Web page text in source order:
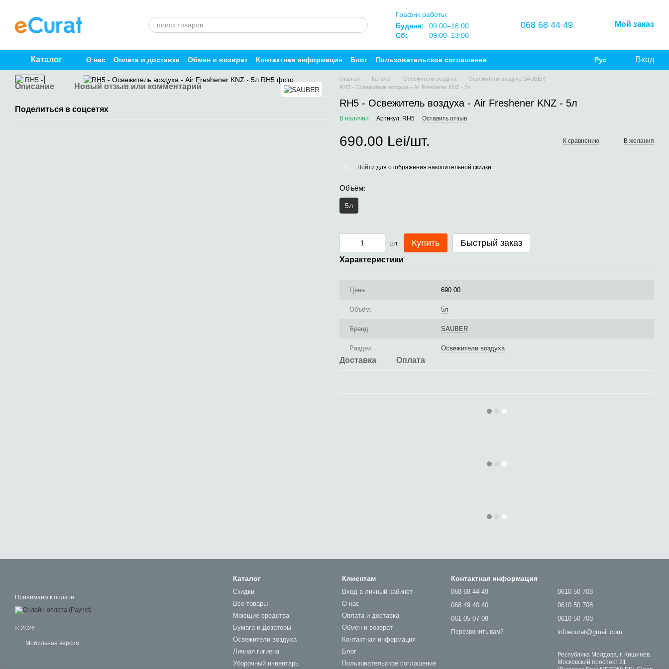
График работы:
Будние:
09:00–18:00
Сб:
09:00–13:00
068 68 44 49 Мой заказ
Каталог О нас Оплата и доставка Обмен и возврат Контактная информация Блог Пользовательское соглашение Рус Вход
Описание Новый отзыв или комментарий
Поделиться в соцсетях
Главная Каталог Освежители воздуха
Освежители воздуха SAUBER
RH5 - Освежитель воздуха - Air Freshener KNZ - 5л
RH5 - Освежитель воздуха - Air Freshener KNZ - 5л
В наличии Артикул: RH5 Оставить отзыв
690.00 Lei/шт. К сравнению В желания
% Войти для отображения накопительной скидки
Объём:
5л
шт. Купить Быстрый заказ
Характеристики
Цена 690.00
Объём: 5л
Бренд SAUBER
Раздел Освежители воздуха
Доставка Оплата
Принимаем к оплате
© 2026
Мобильная версия
Каталог
Скидки
Все товары
Моющие средства
Бумага и Дозаторы
Освежители воздуха
Личная гигиена
Уборочный инвентарь
Клиентам
Вход в личный кабинет
О нас
Оплата и доставка
Обмен и возврат
Контактная информация
Блог
Пользовательское соглашение
Контактная информация
068 68 44 49
068 49 40 40
061 05 07 08
Перезвонить вам?
0610 50 708
0610 50 708
0610 50 708
infoecurat@gmail.com
Республика Молдова, г. Кишинев.
Московский проспект 21